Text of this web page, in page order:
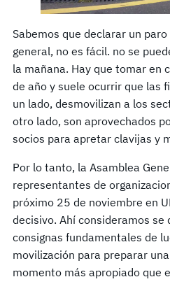
Sabemos que declarar un
general, no es fácil. no se
la mañana. Hay que tomar en
de año y suele ocurrir que las
un lado, desmovilizan a los
otro lado, son aprovechados
socios para apretar clavijas y
Por lo tanto, la Asamblea
representantes de
próximo 25 de noviembre en
decisivo. Ahí consideramos se
consignas fundamentales de
movilización para preparar
momento más apropiado que